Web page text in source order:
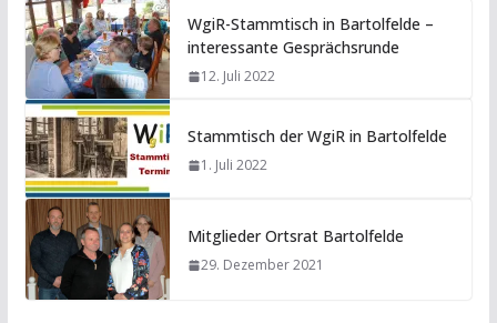
WgiR-Stammtisch in Bartolfelde –
interessante Gesprächsrunde
12. Juli 2022
Stammtisch der WgiR in Bartolfelde
1. Juli 2022
Mitglieder Ortsrat Bartolfelde
29. Dezember 2021